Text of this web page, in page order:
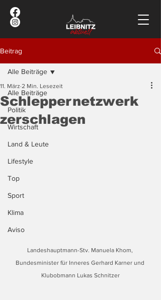
Beitrag
Alle Beiträge
Politik
Wirtschaft
Land & Leute
Lifestyle
Top
Sport
Klima
Aviso
Alle Beiträge
Schleppernetzwerk
zerschlagen
11. März 2 Min. Lesezeit
Landeshauptmann-Stv. Manuela Khom,
Bundesminister für Inneres Gerhard Karner und
Klubobmann Lukas Schnitzer